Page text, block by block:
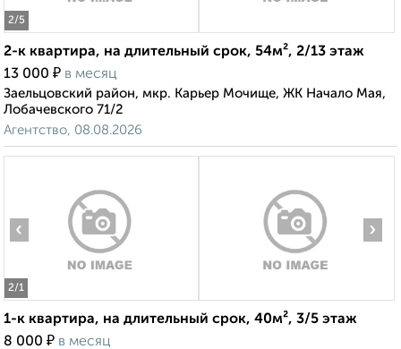
2/5
2-к квартира, на длительный срок, 54м², 2/13 этаж
13 000 ₽ в месяц
Заельцовский район, мкр. Карьер Мочище, ЖК Начало Мая,
Лобачевского 71/2
Агентство, 08.08.2026
2/1
‹ ›
1-к квартира, на длительный срок, 40м², 3/5 этаж
8 000 ₽ в месяц